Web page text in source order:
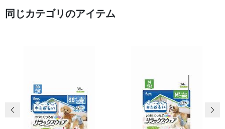
同じカテゴリのアイテム
前の画像 次